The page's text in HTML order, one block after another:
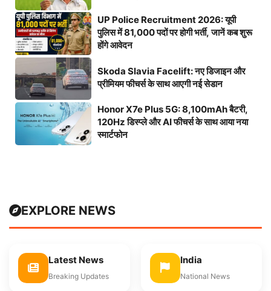
UP Police Recruitment 2026: यूपी
पुलिस में 81,000 पदों पर होगी भर्ती, जानें कब शुरू
होंगे आवेदन
Skoda Slavia Facelift: नए डिजाइन और
प्रीमियम फीचर्स के साथ आएगी नई सेडान
Honor X7e Plus 5G: 8,100mAh बैटरी,
120Hz डिस्प्ले और AI फीचर्स के साथ आया नया
स्मार्टफोन
EXPLORE NEWS
Latest News
Breaking Updates
India
National News